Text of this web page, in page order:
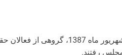
یکشنبه 10 شهریور ماه 1387،
مجلس رفتند.